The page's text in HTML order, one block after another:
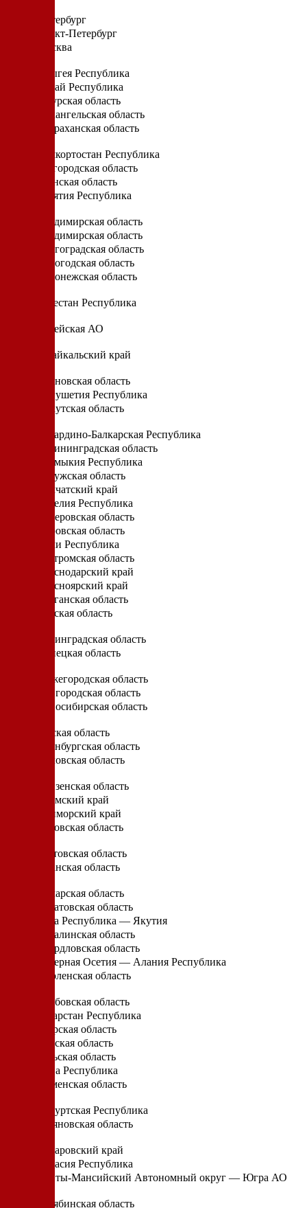
Санкт-Петербург
Санкт-Петербург
Москва
Адыгея Республика
Алтай Республика
Амурская область
Архангельская область
Астраханская область
Башкортостан Республика
Белгородская область
Брянская область
Бурятия Республика
Владимирская область
Владимирская область
Волгоградская область
Вологодская область
Воронежская область
Дагестан Республика
Еврейская АО
Забайкальский край
Ивановская область
Ингушетия Республика
Иркутская область
Кабардино-Балкарская Республика
Калининградская область
Калмыкия Республика
Калужская область
Камчатский край
Карелия Республика
Кемеровская область
Кировская область
Коми Республика
Костромская область
Краснодарский край
Красноярский край
Курганская область
Курская область
Ленинградская область
Липецкая область
Нижегородская область
Новгородская область
Новосибирская область
Омская область
Оренбургская область
Орловская область
Пензенская область
Пермский край
Приморский край
Псковская область
Ростовская область
Рязанская область
Самарская область
Саратовская область
Саха Республика — Якутия
Сахалинская область
Свердловская область
Северная Осетия — Алания Республика
Смоленская область
Тамбовская область
Татарстан Республика
Тверская область
Томская область
Тульская область
Тыва Республика
Тюменская область
Удмуртская Республика
Ульяновская область
Хабаровский край
Хакасия Республика
Ханты-Мансийский Автономный округ — Югра АО
Челябинская область